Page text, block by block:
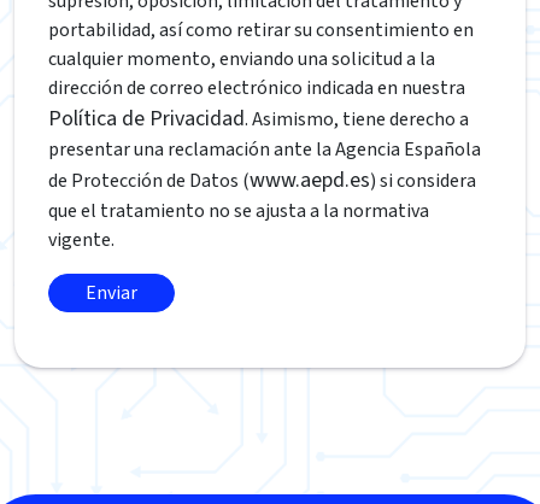
portabilidad, así como retirar su consentimiento en
cualquier momento, enviando una solicitud a la
dirección de correo electrónico indicada en nuestra
Política de Privacidad. Asimismo, tiene derecho a
presentar una reclamación ante la Agencia Española
de Protección de Datos (www.aepd.es) si considera
que el tratamiento no se ajusta a la normativa
vigente.